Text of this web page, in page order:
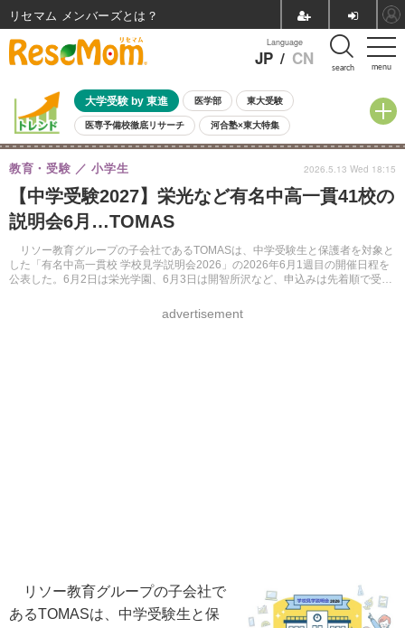
menu
Language
JP / CN search
大学受験 by 東進 医学部 東大受験
医専予備校徹底リサーチ 河合塾×東大特集
親子で考える大学選び 高校受験 中学受験 小学校受験
共通テスト 夏休み
8月開催イベント・WS 全国公立高校 過去問 人気記事
自由研究教材（小学生向け） 自由研究教材（中学生向け）
【中学受験2027】栄光など有名中高一貫41校の
説明会6月…TOMAS
リソー教育グループの子会社であるTOMASは、中学受験生と保護者を対象と
した「有名中高一貫校 学校見学説明会2026」の2026年6月1週目の開催日程を
公表した。6月2日は栄光学園、6月3日は開智所沢など、申込みは先着順で受け
教育・受験 小学生
advertisement
2026.5.13 Wed 18:15
リソー教育グループの子会社で
あるTOMASは、中学受験生と保
リセマム メンバーズ